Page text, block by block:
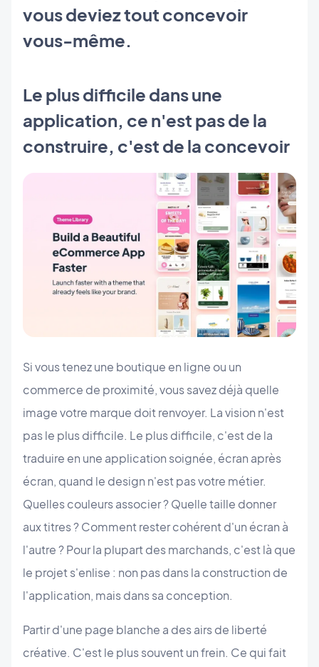
vous deviez tout concevoir
vous-même.
Le plus difficile dans une
application, ce n'est pas de la
construire, c'est de la concevoir
Si vous tenez une boutique en ligne ou un
commerce de proximité, vous savez déjà quelle
image votre marque doit renvoyer. La vision n'est
pas le plus difficile. Le plus difficile, c'est de la
traduire en une application soignée, écran après
écran, quand le design n'est pas votre métier.
Quelles couleurs associer ? Quelle taille donner
aux titres ? Comment rester cohérent d'un écran à
l'autre ? Pour la plupart des marchands, c'est là que
le projet s'enlise : non pas dans la construction de
l'application, mais dans sa conception.
Partir d'une page blanche a des airs de liberté
créative. C'est le plus souvent un frein. Ce qui fait